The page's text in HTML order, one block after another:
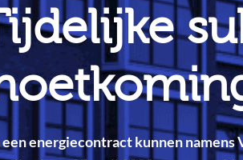
energiecontract kunnen